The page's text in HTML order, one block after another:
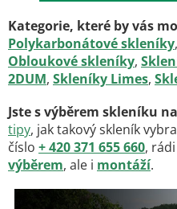
Kategorie, které by vás
Polykarbonátové skleníky,
Obloukové skleníky,
2DUM, Skleníky Limes,
Jste s výběrem skleníku
tipy, jak takový skleník
číslo + 420 371 655 660,
výběrem, ale i montáží.